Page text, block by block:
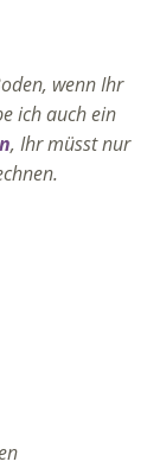
wenn Ihr
ich auch ein
, Ihr müsst nur